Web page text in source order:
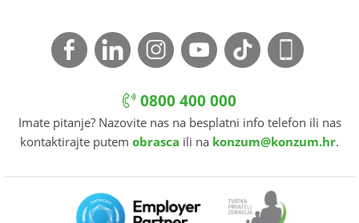
0800 400 000
Imate pitanje? Nazovite nas na besplatni info telefon ili nas
kontaktirajte putem obrasca ili na konzum@konzum.hr.